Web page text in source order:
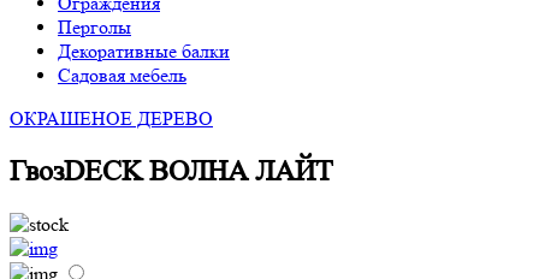
Перголы
Декоративные балки
Садовая мебель
ОКРАШЕНОЕ ДЕРЕВО
ГвозDECK ВОЛНА ЛАЙТ